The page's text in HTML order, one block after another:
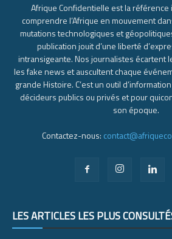
Afrique Confidentielle est la
comprendre l’Afrique en mouvement
mutations technologiques et
publication jouit d’une liberté
intransigeante. Nos journalistes écartent
les fake news et auscultent chaque
grande Histoire. C’est un outil
décideurs publics ou privés et pour
son époque.
Contactez-nous:
LES ARTICLES LES PLUS